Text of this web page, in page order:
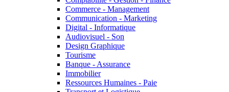
Commerce - Management
Communication - Marketing
Digital - Informatique
Audiovisuel - Son
Design Graphique
Tourisme
Banque - Assurance
Immobilier
Ressources Humaines - Paie